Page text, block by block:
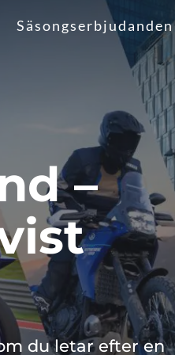
Säsongserbjudanden
–
du letar efter en